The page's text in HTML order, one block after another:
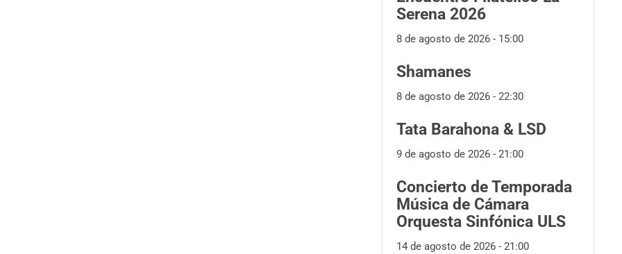
Serena 2026
8 de agosto de 2026 - 15:00
Shamanes
8 de agosto de 2026 - 22:30
Tata Barahona & LSD
9 de agosto de 2026 - 21:00
Concierto de Temporada
Música de Cámara
Orquesta Sinfónica ULS
14 de agosto de 2026 - 21:00